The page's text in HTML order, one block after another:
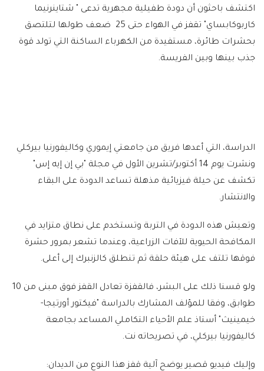
اكتشف باحثون أن دودة طفيلية مجهرية تدعى " شتاينرنيما
كاربوكابساي" تقفز في الهواء حتى 25 ضعف طولها لتلتصق
بحشرات طائرة، مستفيدة من الكهرباء الساكنة التي تولد قوة
جذب بينها وبين الفريسة.
الدراسة، التي أعدها فريق من جامعتي إيموري وكاليفورنيا بيركلي
ونشرت يوم 14 أكتوبر/تشرين الأول في مجلة "بي إن إيه إس"
تكشف عن حيلة فيزيائية مذهلة تساعد الدودة على البقاء
والانتشار.
وتعيش هذه الدودة في التربة وتستخدم على نطاق متزايد في
المكافحة الحيوية للآفات الزراعية، وعندما تشعر بمرور حشرة
فوقها تلتف على هيئة حلقة ثم تنطلق كالزنبرك إلى أعلى.
ولو قسنا ذلك على البشر، فالقفزة تعادل القفز فوق مبنى من 10
طوابق، وفقا للمؤلف المشارك بالدراسة "فيكتور أورتيجا-
خيمينيث" أستاذ علم الأحياء التكاملي المساعد بجامعة
كاليفورنيا بيركلي، في تصريحاته نت.
وإليك فيديو قصير يوضح آلية قفز هذا النوع من الديدان: